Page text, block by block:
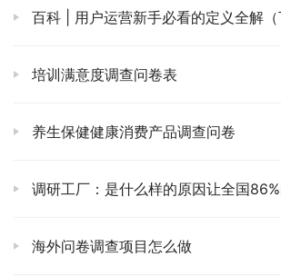
百科 | 用户运营新手必看的定义全解（
培训满意度调查问卷表
养生保健健康消费产品调查问卷
调研工厂：是什么样的原因让全国86%的人都
海外问卷调查项目怎么做